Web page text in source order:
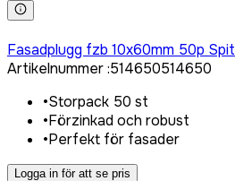
Fasadplugg fzb 10x60mm 50p Spit
Artikelnummer:514650514650
•Storpack 50 st
•Förzinkad och robust
•Perfekt för fasader
Logga in för att se pris